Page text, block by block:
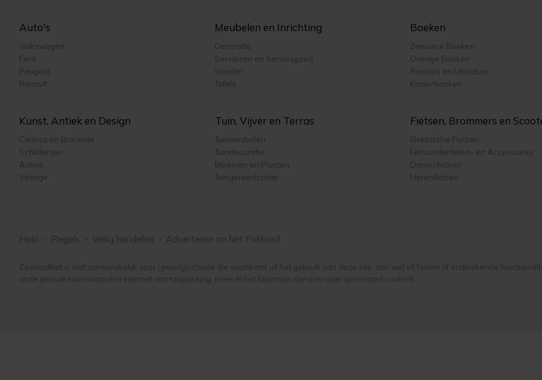
Auto's
Volkswagen
Ford
Peugeot
Renault
Meubelen en Inrichting
Decoratie
Serviezen en Serviesgoed
Stoelen
Tafels
Boeken
Zeeuwse Boeken
Overige Boeken
Romans en Literatuur
Kinderboeken
Kunst, Antiek en Design
Curiosa en Brocante
Schilderijen
Antiek
Vintage
Tuin, Vijver en Terras
Tuinmeubelen
Tuindecoratie
Bloemen en Planten
Tuingereedschap
Fietsen, Brommers en
Elektrische Fietsen
Fietsonderdelen- en Accessoires
Damesfietsen
Herenfietsen
Help Regels Veilig handelen Adverteren op het Prikbord
ZeelandNet is niet aansprakelijk voor (gevolg)schade die voortkomt uit het gebruik van deze site, dan wel uit fouten of ontbrekende
onze gebruiksvoorwaarden internet van toepassing, meer in het bijzonder die over user generated content.